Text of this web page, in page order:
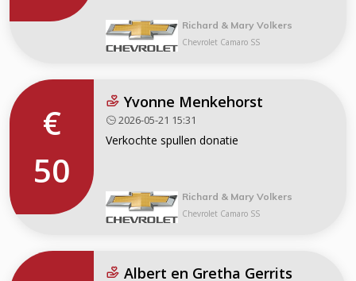
Richard & Mary Volkers
Chevrolet Camaro SS
€
50
Yvonne Menkehorst
2026-05-21 15:31
Verkochte spullen donatie
Richard & Mary Volkers
Chevrolet Camaro SS
Albert en Gretha Gerrits